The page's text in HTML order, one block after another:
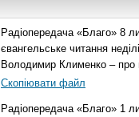
Радіопередача «Благо» 8
євангельське читання
Володимир Клименко – про
Скопіювати файл
Радіопередача «Благо» 1